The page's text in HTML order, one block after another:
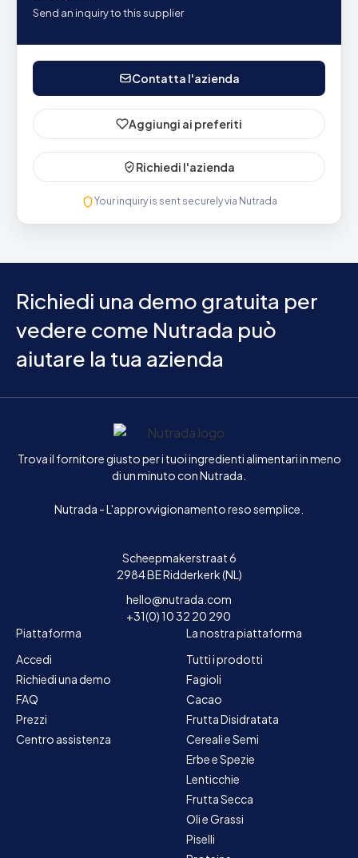
Send an inquiry to this supplier
Contatta l'azienda
Aggiungi ai preferiti
Richiedi l'azienda
Your inquiry is sent securely via Nutrada
Richiedi una demo gratuita per
vedere come Nutrada può
aiutare la tua azienda
Inizio
Trova il fornitore giusto per i tuoi ingredienti alimentari in meno
di un minuto con Nutrada.
Nutrada - L'approvvigionamento reso semplice.
Scheepmakerstraat 6
2984 BE Ridderkerk (NL)
hello@nutrada.com
+31(0) 10 32 20 290
Piattaforma
Accedi
Richiedi una demo
FAQ
Prezzi
Centro assistenza
La nostra piattaforma
Tutti i prodotti
Fagioli
Cacao
Frutta Disidratata
Cereali e Semi
Erbe e Spezie
Lenticchie
Frutta Secca
Oli e Grassi
Piselli